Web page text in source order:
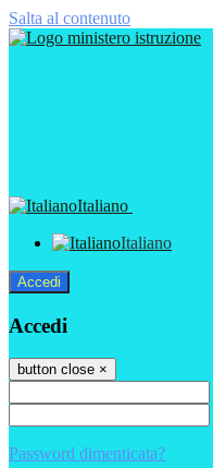
Salta al contenuto
Italiano
Italiano
Accedi
Accedi
button close ×
Password dimenticata?